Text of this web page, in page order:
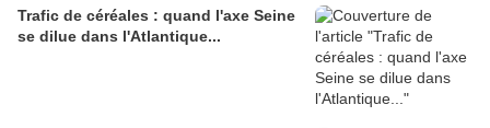
Trafic de céréales : quand l'axe Seine
se dilue dans l'Atlantique...